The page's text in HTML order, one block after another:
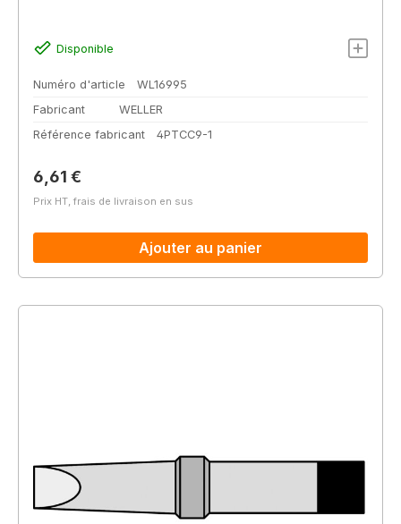
Disponible
Numéro d'article
WL16995
Fabricant
WELLER
Référence fabricant
4PTCC9-1
Prix régulier :
6,61 €
Prix HT, frais de livraison en sus
Ajouter au panier